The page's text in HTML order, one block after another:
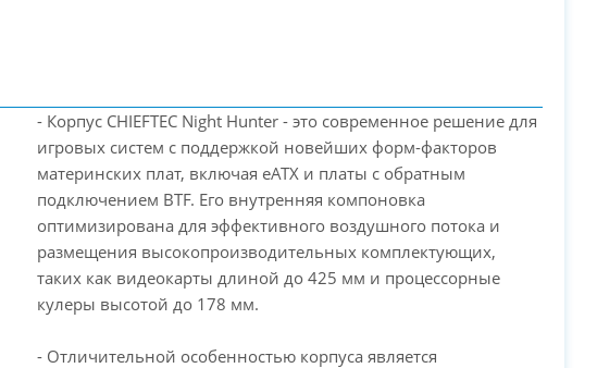
PC-Arena на карте Москвы — Яндекс Карты
- Корпус CHIEFTEC Night Hunter - это современное решение для
игровых систем с поддержкой новейших форм-факторов
материнских плат, включая eATX и платы с обратным
подключением BTF. Его внутренняя компоновка
оптимизирована для эффективного воздушного потока и
размещения высокопроизводительных комплектующих,
таких как видеокарты длиной до 425 мм и процессорные
кулеры высотой до 178 мм.
- Отличительной особенностью корпуса является